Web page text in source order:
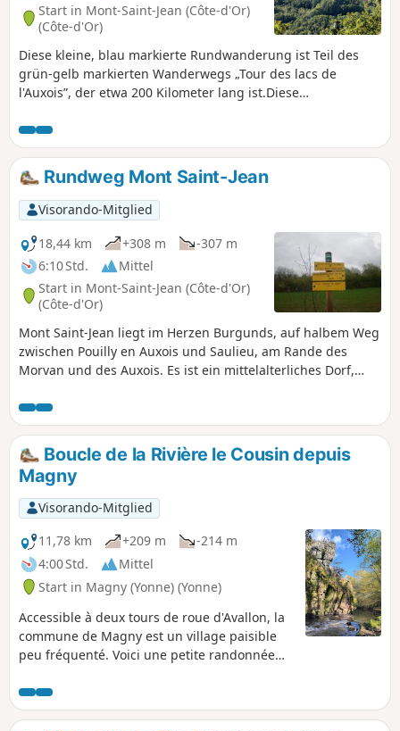
Start in Mont-Saint-Jean (Côte-d'Or)
(Côte-d'Or)
Diese kleine, blau markierte Rundwanderung ist Teil des
grün-gelb markierten Wanderwegs „Tour des lacs de
l'Auxois”, der etwa 200 Kilometer lang ist.Diese
Rando-Gym-Civry, der dem CDRP21 angeschlossen ist,
gepflegt und markiert.Auf dieser halbtägigen Wanderung
können Sie das hübsche mittelalterliche Dorf Mont-Saint-
Jean entdecken und von den Anhöhen aus die schönen
Ausblicke auf das Auxois im Osten und den Morvan im
Süden und Westen genießen.
Rundweg Mont Saint-Jean
Visorando-Mitglied
18,44 km
+308 m
-307 m
6:10 Std.
Mittel
Start in Mont-Saint-Jean (Côte-d'Or)
(Côte-d'Or)
Mont Saint-Jean liegt im Herzen Burgunds, auf halbem Weg
zwischen Pouilly en Auxois und Saulieu, am Rande des
Morvan und des Auxois. Es ist ein mittelalterliches Dorf,
erhebt und ein weites Tal überblickt, durch das die Flüsse
Doran und Serein fließen. Sein höchster Punkt liegt auf 578
m (Croix Thomas).
Boucle de la Rivière le Cousin depuis
Magny
Visorando-Mitglied
11,78 km
+209 m
-214 m
4:00 Std.
Mittel
Start in Magny (Yonne) (Yonne)
Accessible à deux tours de roue d'Avallon, la
commune de Magny est un village paisible
peu fréquenté. Voici une petite randonnée
rivière avec quelques montées faciles et
idéalement réparties sur le trajet.